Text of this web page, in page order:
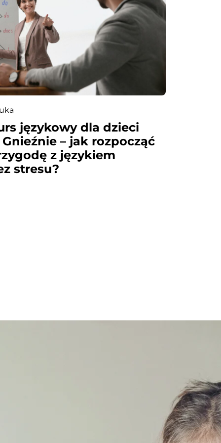
językowy dla dzieci
– jak rozpocząć
z językiem
stresu?